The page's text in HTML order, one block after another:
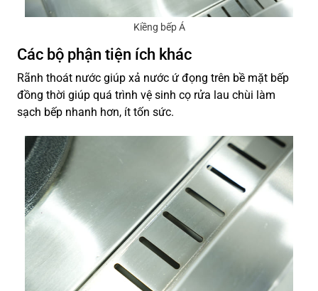
Kiềng bếp Á
Các bộ phận tiện ích khác
Rãnh thoát nước giúp xả nước ứ đọng trên bề mặt bếp
đồng thời giúp quá trình vệ sinh cọ rửa lau chùi làm
sạch bếp nhanh hơn, ít tốn sức.